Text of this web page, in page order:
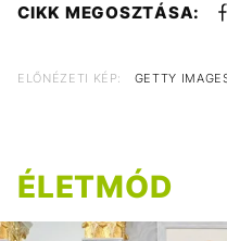
CIKK MEGOSZTÁSA:
ELŐNÉZETI KÉP: GETTY
ÉLETMÓD